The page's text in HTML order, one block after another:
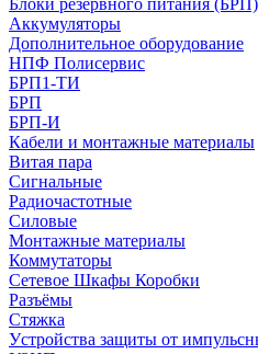
Блоки резервного питания (БРП)
Аккумуляторы
Дополнительное оборудование
НПФ Полисервис
БРП1-ТИ
БРП
БРП-И
Кабели и монтажные материалы
Витая пара
Сигнальные
Радиочастотные
Силовые
Монтажные материалы
Коммутаторы
Сетевое Шкафы Коробки
Разъёмы
Стяжка
Уcтройства защиты от